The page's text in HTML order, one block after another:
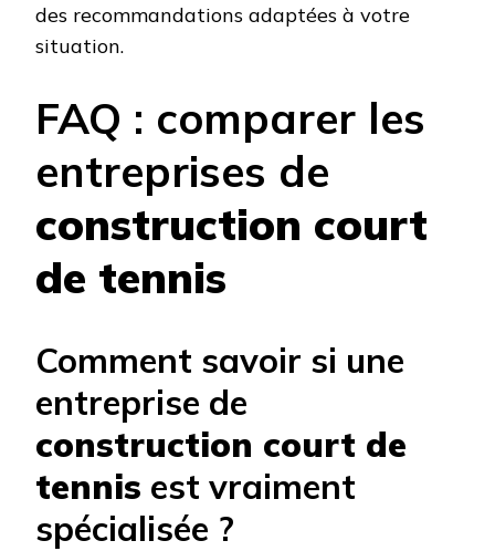
des recommandations adaptées à votre
situation.
FAQ : comparer les
entreprises de
construction court
de tennis
Comment savoir si une
entreprise de
construction court de
tennis est vraiment
spécialisée ?